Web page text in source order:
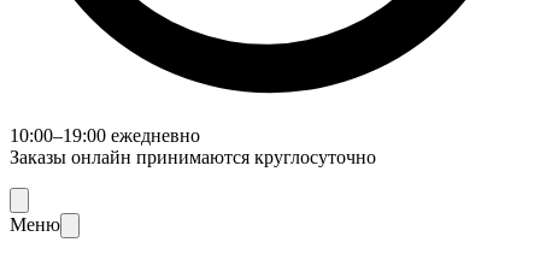
10:00–19:00 ежедневно
Заказы онлайн принимаются круглосуточно
Меню